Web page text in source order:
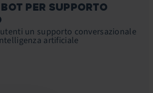
PER SUPPORTO
un supporto conversazionale
artificiale